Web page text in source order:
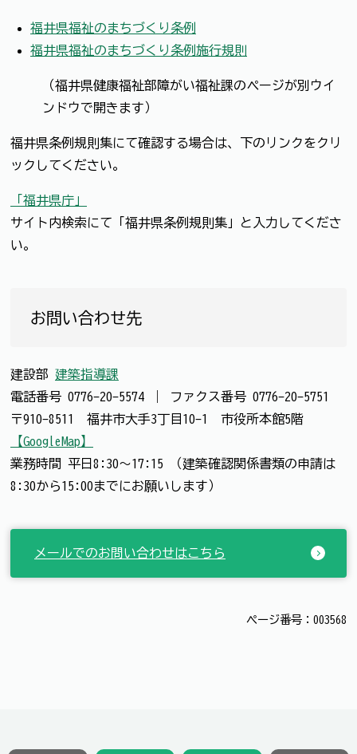
福井県福祉のまちづくり条例
福井県福祉のまちづくり条例施行規則
（福井県健康福祉部障がい福祉課のページが別ウイ
ンドウで開きます）
福井県条例規則集にて確認する場合は、下のリンクをクリ
ックしてください。
「福井県庁」
サイト内検索にて「福井県条例規則集」と入力してくださ
い。
お問い合わせ先
建設部 建築指導課
電話番号 0776-20-5574 ファクス番号 0776-20-5751
〒910-8511 福井市大手3丁目10-1 市役所本館5階
【GoogleMap】
業務時間 平日8:30～17:15 （建築確認関係書類の申請は
8:30から15:00までにお願いします）
メールでのお問い合わせはこちら
ページ番号：003568